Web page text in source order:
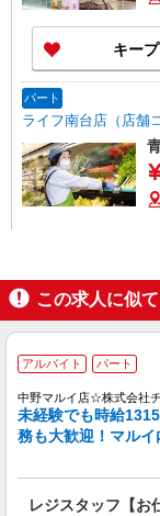
キープ
パート
ライフ南台店（店舗
アルバイト
ライフ東中野店（店
アルバイト
この求人に似
アルバイト パート
中野マルイ店☆株式会社
未経験でも時給
務も大歓迎！マルイ
レジスタッフ【お